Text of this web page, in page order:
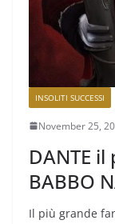
INSOLITI SUCCESSI
November 25,
DANTE
BABBO
Il più grande